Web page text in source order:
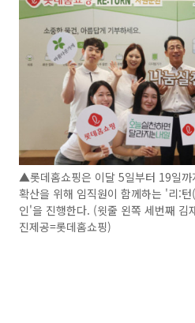
▲롯데홈쇼핑은 이달 5일부터 19일
확산을 위해 임직원이 함께하는 '리:
인'을 진행한다. (윗줄 왼쪽 세번째 김
진제공=롯데홈쇼핑)